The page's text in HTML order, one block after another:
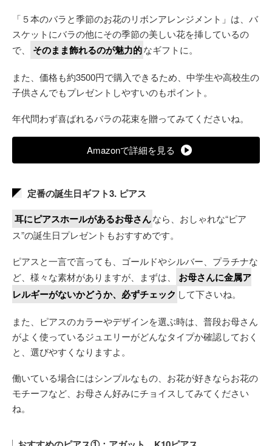
「５本のバラと季節のお花のリボンアレンジメント」は、バ
スケットにバラの他にその季節の美しい花を挿しているの
で、
そのまま飾れるのが魅力的なギフトに。
また、価格も約3500円で購入できるため、中学生や高校生の
子供さんでもプレゼントしやすいのもポイント。
年代問わず喜ばれるバラの花束を贈ってみてくださいね。
Amazonで詳細を見る
定番の誕生日ギフト3. ピアス
耳にピアスホールがあるお母さんなら、おしゃれな“ピア
ス”の誕生日プレゼントもおすすめです。
ピアスと一言で言っても、ゴールドやシルバー、プラチナな
ど、様々な素材がありますが、まずは、
お母さんに金属ア
レルギーがないかどうか、必ずチェック して下さいね。
また、ピアスのカラーやデザインを選ぶ時は、普段お母さん
がよく使っているジュエリーがどんなタイプか確認しておく
と、選びやすくなりますよ。
働いている場合にはシンプルなもの、お花が好きならお花の
モチーフなど、お母さん好みにチョイスしてみてください
ね。